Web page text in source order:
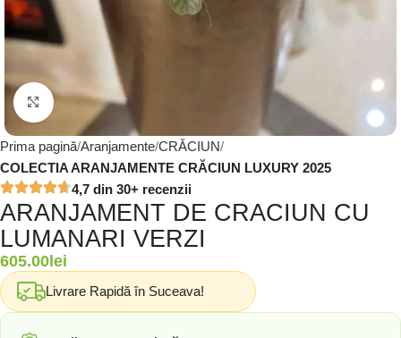
Click to enlarge
Prima pagină Aranjamente CRĂCIUN
COLECTIA ARANJAMENTE CRĂCIUN LUXURY 2025
4,7 din 30+ recenzii
ARANJAMENT DE CRACIUN CU
LUMANARI VERZI
605.00lei
Livrare Rapidă în Suceava!